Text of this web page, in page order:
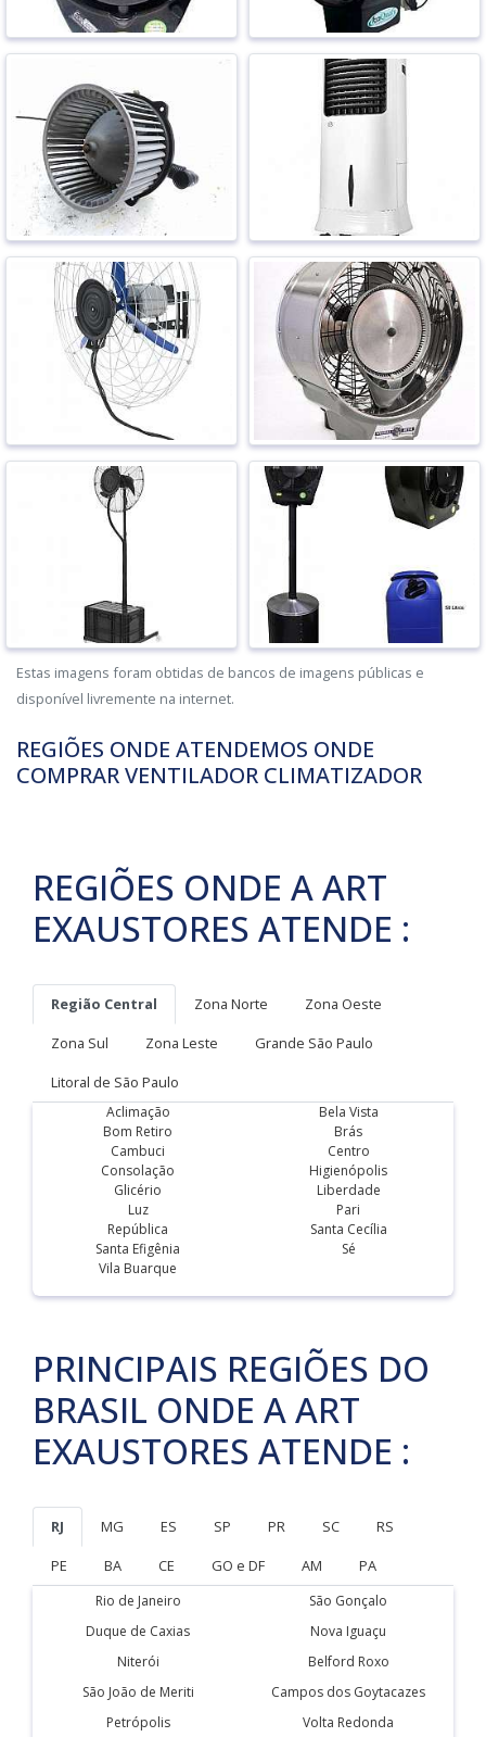
Estas imagens foram obtidas de bancos de imagens públicas e
disponível livremente na internet.
REGIÕES ONDE ATENDEMOS ONDE
COMPRAR VENTILADOR CLIMATIZADOR
REGIÕES ONDE A ART
EXAUSTORES ATENDE :
Região Central Zona Norte
Zona Oeste
Zona Sul
Zona Leste
Grande São Paulo
Litoral de São Paulo
Aclimação
Bela Vista
Bom Retiro
Brás
Cambuci
Centro
Consolação
Higienópolis
Glicério
Liberdade
Luz
Pari
República
Santa Cecília
Santa Efigênia
Sé
Vila Buarque
PRINCIPAIS REGIÕES DO
BRASIL ONDE A ART
EXAUSTORES ATENDE :
RJ MG ES SP PR SC
RS
PE
BA CE GO e DF AM PA
Rio de Janeiro
São Gonçalo
Duque de Caxias
Nova Iguaçu
Niterói
Belford Roxo
São João de Meriti
Campos dos Goytacazes
Petrópolis
Volta Redonda